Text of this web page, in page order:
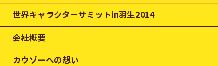
世界キャラクターサミットin羽生2014
会社概要
カウゾーへの想い